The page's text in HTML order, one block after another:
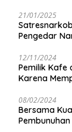
21/01/2025
Pengedar
12/11/2024
Pemilik Kafe
Karena
08/02/2024
Bersama